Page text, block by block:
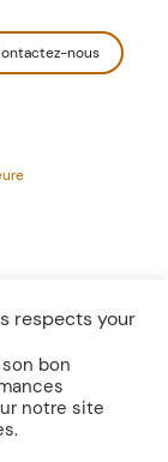
nous
respects your
bon
notre site